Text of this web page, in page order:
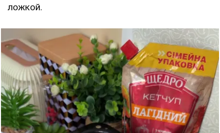
ложкой.